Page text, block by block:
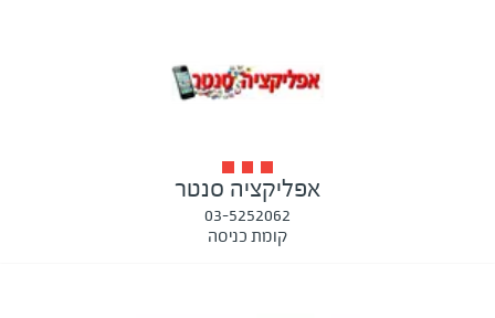
אפליקציה סנטר
03-5252062
קומת כניסה